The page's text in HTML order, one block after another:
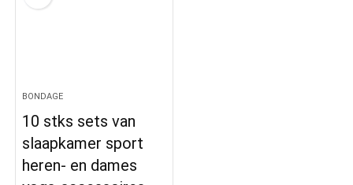
BONDAGE
10 stks sets van
slaapkamer sport
heren- en dames